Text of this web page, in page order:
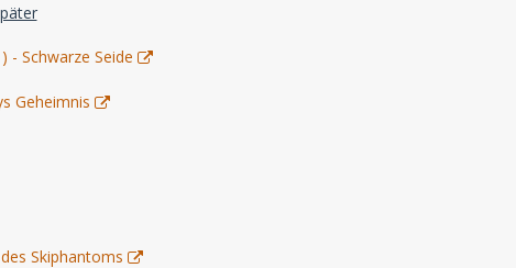
- Schwarze Seide
Geheimnis
Skiphantoms